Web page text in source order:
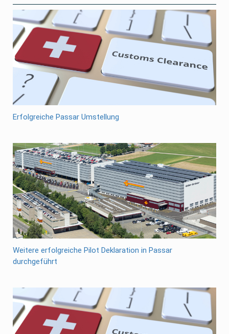
Erfolgreiche Passar Umstellung
Weitere erfolgreiche Pilot Deklaration in Passar
durchgeführt